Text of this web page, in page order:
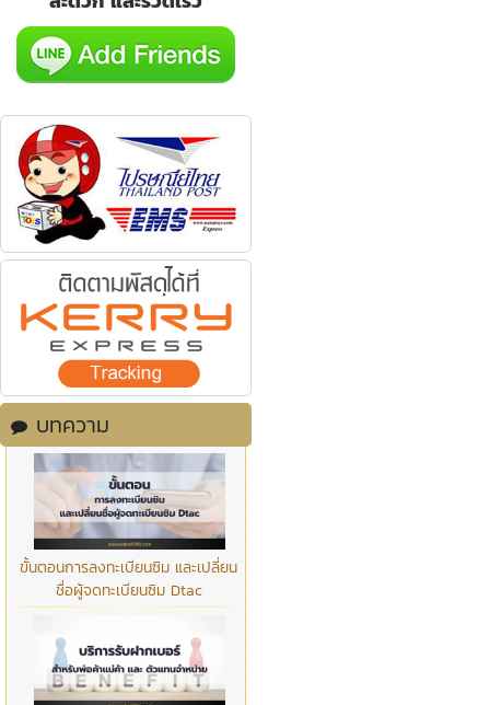
บทความ
ขั้นตอนการลงทะเบียนซิม และเปลี่ยน
ชื่อผู้จดทะเบียนซิม Dtac